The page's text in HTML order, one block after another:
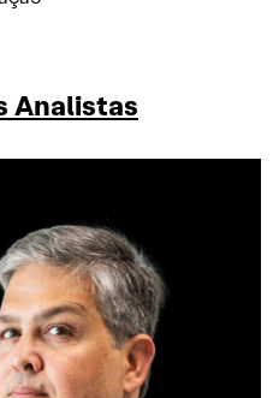
Analistas